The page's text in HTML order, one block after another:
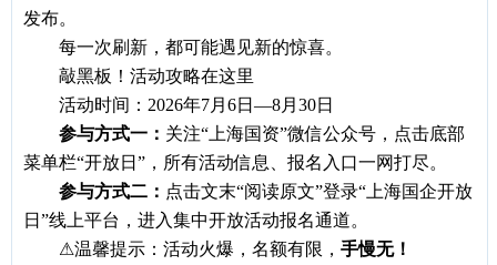
发布。
每一次刷新，都可能遇见新的惊喜。
敲黑板！活动攻略在这里
活动时间： 2026年7月6日—8月30日
参与方式一： 关注“上海国资”微信公众号，点击底部
菜单栏“开放日”，所有活动信息、报名入口一网打尽。
参与方式二： 点击文末“阅读原文”登录“上海国企开放
日”线上平台，进入集中开放活动报名通道。
⚠温馨提示：活动火爆，名额有限， 手慢无！